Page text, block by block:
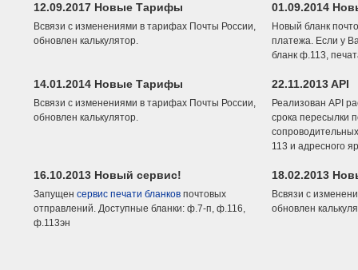
12.09.2017 Новые Тарифы
Всвязи с изменениями в тарифах Почты России,
обновлен калькулятор.
01.09.2014
Новый бланк
платежа. Если у
бланк ф.113,
14.01.2014 Новые Тарифы
Всвязи с изменениями в тарифах Почты России,
обновлен калькулятор.
22.11.2013 API
Реализован API
срока пересылки
113 и адресного
16.10.2013 Новый сервис!
Запущен сервис печати бланков почтовых
отправлений. Доступные бланки: ф.7-п, ф.116,
ф.113эн
18.02.2013
Всвязи с
обновлен